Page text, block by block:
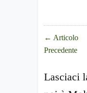
← Articolo
Precedente
Lasciaci